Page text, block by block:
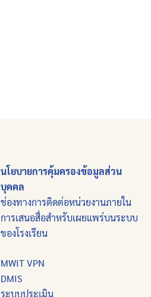
นโยบายการคุ้มครองข้อมูลส่วน
บุคคล
ช่องทางการติดต่อหน่วยงานภายใน
การเสนอสื่อสำหรับเผยแพร่บนระบบ
ของโรงเรียน
MWIT VPN
DMIS
ระบบประเมิน